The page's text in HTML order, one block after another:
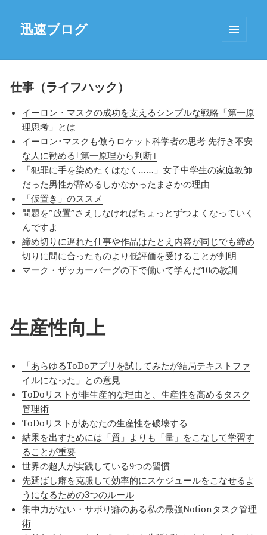
迅速ブログ
仕事（ライフハック）
イーロン・マスクの成功を支えるシンプルな戦略「第一原
理思考」とは
イーロン･マスクも倣うロケット科学者の思考 先行き不安
な人に勧める｢第一原理から判断｣
「犯罪に手を染めたくはなく……」女子中学生の家庭教師
だった男性が辞めるしかなかったまさかの理由
「仮置き」のススメ
問題を”放置”さえしなければちょっとずつよくなっていく
んですよ
締め切りに遅れた仕事や作品はたとえ内容が同じでも締め
切りに間に合ったものより低評価を受けることが判明
マーク・ザッカーバーグの下で働いて学んだ10の教訓
生産性向上
「あらゆるToDoアプリを試してみたが結局テキストファ
イルになった」との意見
ToDoリストが非生産的な理由と、生産性を高めるタスク
管理術
ToDoリストがあなたの生産性を破壊する
結果を出すためには「質」よりも「量」をこなして学習す
ることが重要
世界の超人が実践している9つの習慣
先延ばし癖を克服して効率的にスケジュールをこなせるよ
うになるための3つのルール
集中力がない・サボり癖のある私の最強Notionタスク管理
術